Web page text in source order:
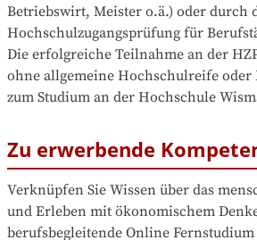
Betriebswirt, Meister o.ä.) oder durch
Hochschulzugangsprüfung für
Die erfolgreiche Teilnahme an der
ohne allgemeine Hochschulreife
zum Studium an der Hochschule
Zu erwerbende
Verknüpfen Sie Wissen über das
und Erleben mit ökonomischem
berufsbegleitende Online